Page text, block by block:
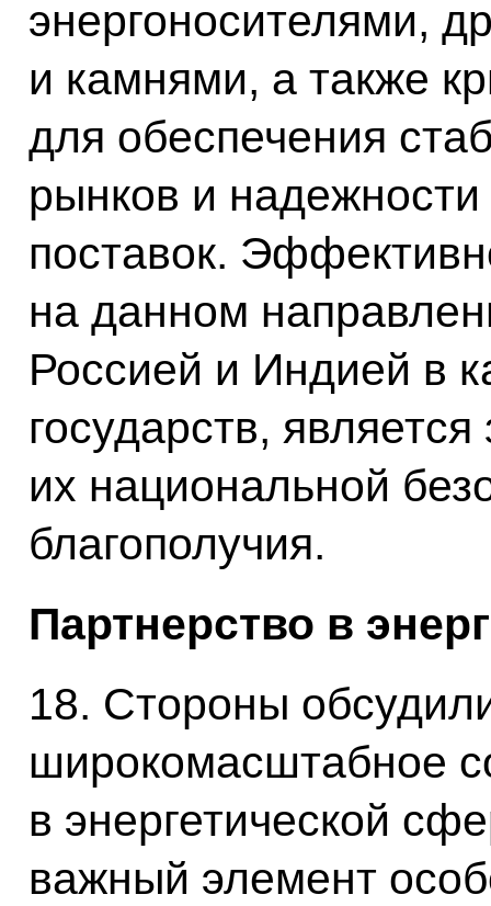
энергоносителями,
и камнями, а также
для обеспечения
рынков и
поставок.
на данном
Россией и Индией в
государств,
их национальной
благополучия.
Партнерство в
18. Стороны
широкомасштабное
в энергетической
важный элемент